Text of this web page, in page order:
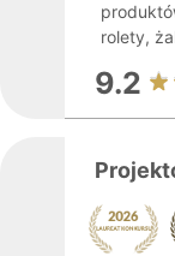
rolety,
9.2